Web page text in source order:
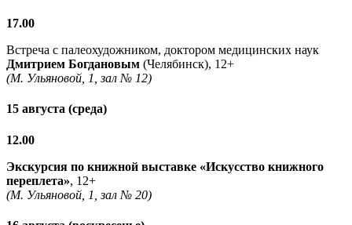
17.00
Встреча с палеохудожником, доктором медицинских наук
Дмитрием Богдановым (Челябинск), 12+
(М. Ульяновой, 1, зал № 12)
15 августа (среда)
12.00
Экскурсия по книжной выставке «Искусство книжного
переплета», 12+
(М. Ульяновой, 1, зал № 20)